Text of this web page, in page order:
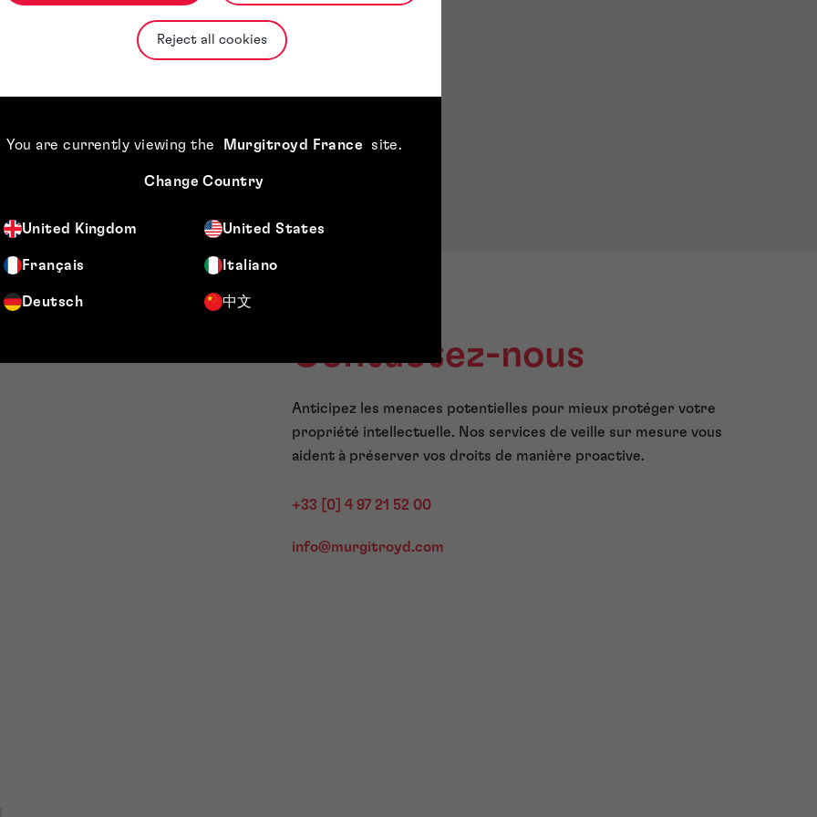
Reject all cookies
You are currently viewing the Murgitroyd France site.
Change Country
United Kingdom United States
Français Italiano
Deutsch 中文
utilisés sur les principales plateformes de médias sociaux et dans
Contactez-nous
Anticipez les menaces potentielles pour mieux protéger votre
propriété intellectuelle. Nos services de veille sur mesure vous
aident à préserver vos droits de manière proactive.
+33 [0] 4 97 21 52 00
info@murgitroyd.com